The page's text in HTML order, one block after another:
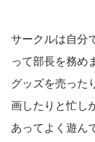
サークルは自分
って部長を務め
グッズを売った
画したりと忙し
あってよく遊ん